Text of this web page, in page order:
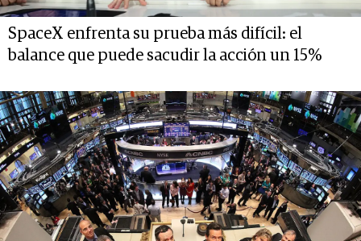
SpaceX enfrenta su prueba más difícil: el
balance que puede sacudir la acción un 15%